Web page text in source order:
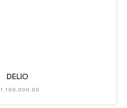
DELIO
1.100.000,00